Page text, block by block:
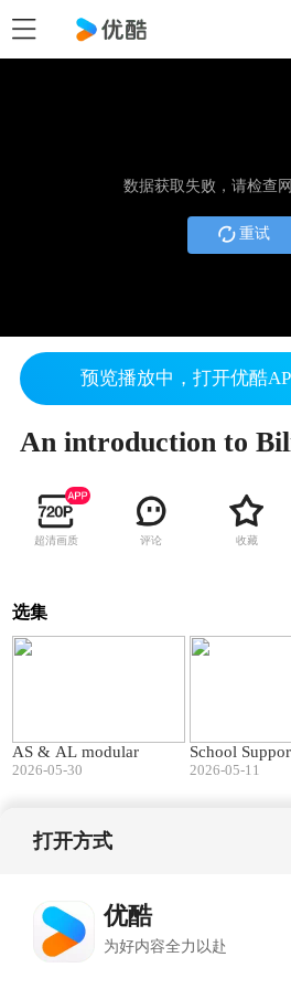
数据获取失败，请检查
重试
预览播放中，打开优酷
超清画质 评论 收藏
选集
AS & AL modular
2026-05-30
School
2026-05-11
打开方式
优酷
为好内容全力以赴